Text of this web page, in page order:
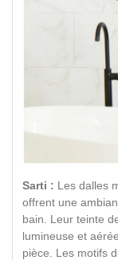
Sarti : Les dalles
offrent une
bain. Leur teinte
lumineuse et
pièce. Les motifs